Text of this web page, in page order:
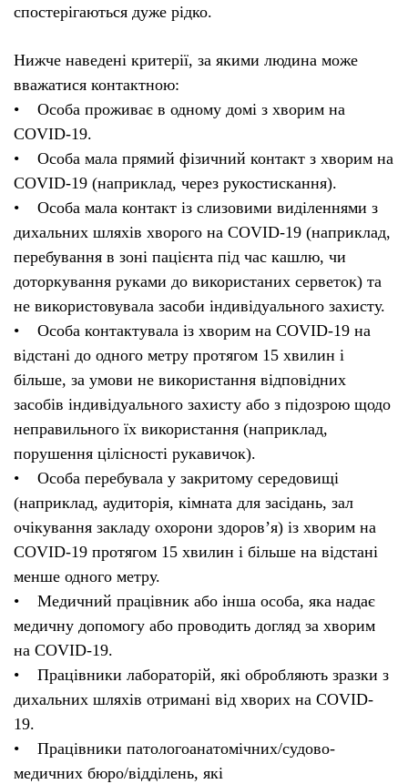
спостерігаються дуже рідко.
Нижче наведені критерії, за якими людина може
вважатися контактною:
• Особа проживає в одному домі з хворим на
COVID-19.
• Особа мала прямий фізичний контакт з хворим на
COVID-19 (наприклад, через рукостискання).
• Особа мала контакт із слизовими виділеннями з
дихальних шляхів хворого на COVID-19 (наприклад,
перебування в зоні пацієнта під час кашлю, чи
доторкування руками до використаних серветок) та
не використовувала засоби індивідуального захисту.
• Особа контактувала із хворим на COVID-19 на
відстані до одного метру протягом 15 хвилин і
більше, за умови не використання відповідних
засобів індивідуального захисту або з підозрою щодо
неправильного їх використання (наприклад,
порушення цілісності рукавичок).
• Особа перебувала у закритому середовищі
(наприклад, аудиторія, кімната для засідань, зал
очікування закладу охорони здоров’я) із хворим на
COVID-19 протягом 15 хвилин і більше на відстані
менше одного метру.
• Медичний працівник або інша особа, яка надає
медичну допомогу або проводить догляд за хворим
на COVID-19.
• Працівники лабораторій, які обробляють зразки з
дихальних шляхів отримані від хворих на COVID-
19.
• Працівники патологоанатомічних/судово-
медичних бюро/відділень, які